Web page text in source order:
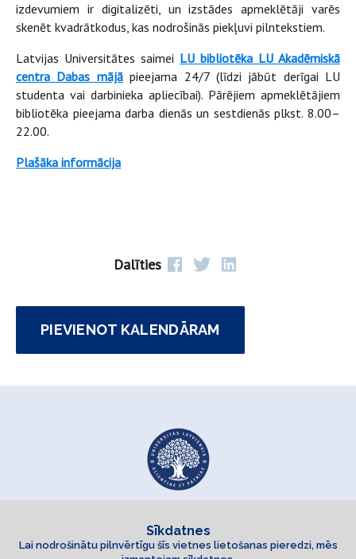
izdevumiem ir digitalizēti, un izstādes apmeklētāji varēs
skenēt kvadrātkodus, kas nodrošinās piekļuvi pilntekstiem.
Latvijas Universitātes saimei LU bibliotēka LU Akadēmiskā
centra Dabas mājāpieejama 24/7 (līdzi jābūt derīgai LU
studenta vai darbinieka apliecībai). Pārējiem apmeklētājiem
bibliotēka pieejama darba dienās un sestdienās plkst. 8.00–
22.00.
Plašāka informācija
Dalīties
PIEVIENOT KALENDĀRAM
Sīkdatnes
Lai nodrošinātu pilnvērtīgu šīs vietnes lietošanas pieredzi, mēs